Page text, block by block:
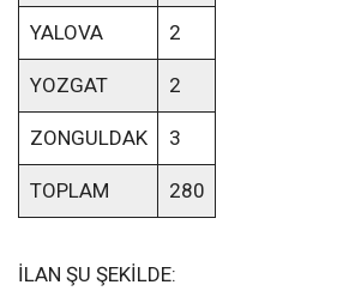
YALOVA 2
YOZGAT 2
ZONGULDAK 3
TOPLAM 280
İLAN ŞU ŞEKİLDE: